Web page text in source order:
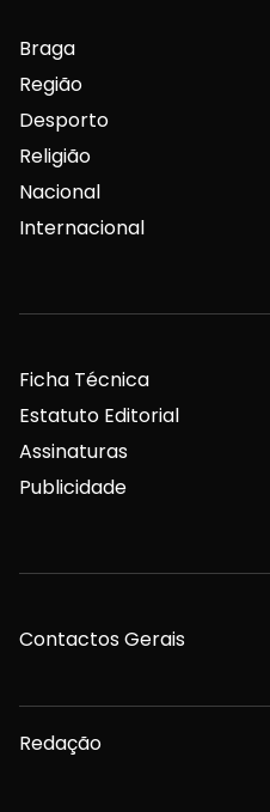
Braga
Região
Desporto
Religião
Nacional
Internacional
Ficha Técnica
Estatuto Editorial
Assinaturas
Publicidade
Contactos Gerais
Redação